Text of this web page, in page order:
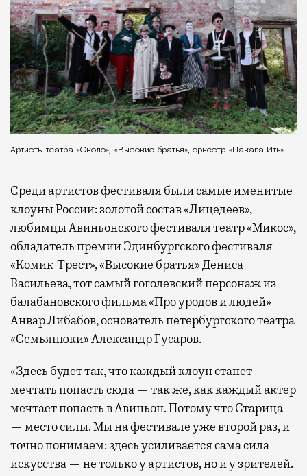
Артисты театра «Около», «Высокие братья», оркестр «Пакава Ить»
Среди артистов фестиваля были самые именитые
клоуны России: золотой состав «Лицедеев»,
любимцы Авиньонского фестиваля театр «Микос»,
обладатель премии Эдинбургского фестиваля
«Комик-Трест», «Высокие братья» Дениса
Васильева, тот самый гоголевский персонаж из
балабановского фильма «Про уродов и людей»
Анвар Либабов, основатель петербургского театра
«Семьянюки» Александр Гусаров.
«Здесь будет так, что каждый клоун станет
мечтать попасть сюда — так же, как каждый актер
мечтает попасть в Авиньон. Потому что Старица
— место силы. Мы на фестивале уже второй раз, и
точно понимаем: здесь усиливается сама сила
искусства — не только у артистов, но и у зрителей.